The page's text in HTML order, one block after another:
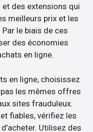
des extensions qui
meilleurs prix et les
le biais de ces
des économies
en ligne.
en ligne, choisissez
les mêmes offres
sites frauduleux.
fiables, vérifiez les
Utilisez des